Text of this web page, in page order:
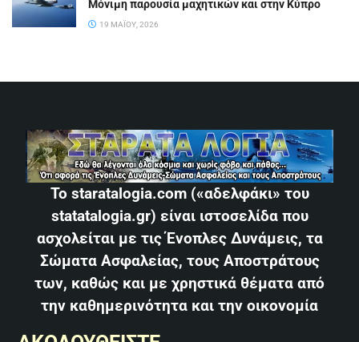
Μόνιμη παρουσία μαχητικών και στην Κύπρο
19 ΜΑΪ́ΟΥ, 2026
Το staratalogia.com («αδελφάκι» του
statatalogia.gr) είναι ιστοσελίδα που
ασχολείται με τις Ένοπλες Δυνάμεις, τα
Σώματα Ασφαλείας, τους Αποστράτους
των, καθώς και με χρηστικά θέματα από
την καθημερινότητα και την οικονομία